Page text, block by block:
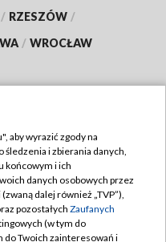
/ RZESZÓW /
/ WROCŁAW
TVP
aby wyrazić zgody na
i zbierania danych,
końcowym i ich
danych osobowych przez
dalej również „TVP”),
pozostałych Zaufanych
(w tym do
do Twoich zainteresowań i